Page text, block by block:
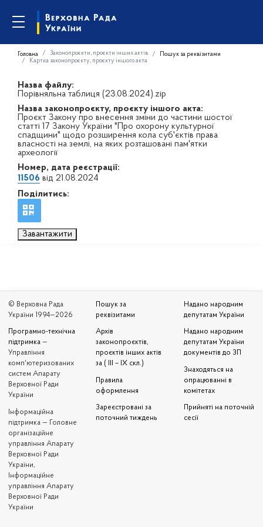
Головна Законопроєкти, проєкти інших актів
Пошук за реквізитами
Картка законопроєкту, проєкту іншого акта
Назва файлу:
Порівняльна таблиця (23.08.2024).zip
Назва законопроєкту, проєкту іншого акта:
Проєкт Закону про внесення зміни до частини шостої
статті 17 Закону України "Про охорону культурної
спадщини" щодо розширення кола суб'єктів права
власності на землі, на яких розташовані пам'ятки
археології
Номер, дата реєстрації:
11506 від 21.08.2024
Поділитись:
Завантажити
© Верховна Рада
України 1994—2026
Програмно-технічна
підтримка —
Управління
комп'ютеризованих
систем Апарату
Верховної Ради
України
Iнформаційна
підтримка — Головне
організаційне
управління Апарату
Верховної Ради
України,
Інформаційне
управління Апарату
Верховної Ради
України
Пошук за
реквізитами
Архів
законопроєктів,
проєктів інших актів
за ( III – IX скл.)
Правила
оформлення
Зареєстровані за
поточний тиждень
Надано народним
депутатам України
Надано народним
депутатам України
документів до ЗП
Знаходяться на
опрацюванні в
комітетах
Прийняті на поточній
сесії